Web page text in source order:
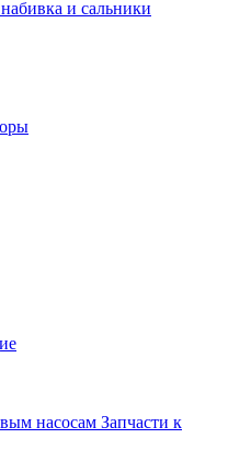
и сальники
Запчасти к